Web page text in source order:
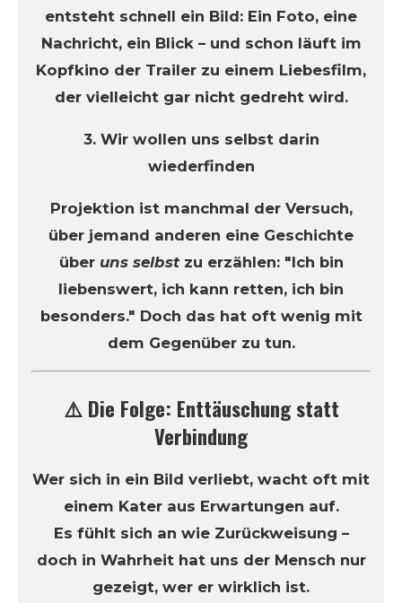
entsteht schnell ein Bild: Ein Foto, eine
Nachricht, ein Blick – und schon läuft im
Kopfkino der Trailer zu einem Liebesfilm,
der vielleicht gar nicht gedreht wird.
3. Wir wollen uns selbst darin
wiederfinden
Projektion ist manchmal der Versuch,
über jemand anderen eine Geschichte
über uns selbstzu erzählen: "Ich bin
liebenswert, ich kann retten, ich bin
besonders." Doch das hat oft wenig mit
dem Gegenüber zu tun.
⚠️ Die Folge: Enttäuschung statt
Verbindung
Wer sich in ein Bild verliebt, wacht oft mit
einem Kater aus Erwartungen auf.
Es fühlt sich an wie Zurückweisung –
doch in Wahrheit hat uns der Mensch nur
gezeigt, wer er wirklich ist.